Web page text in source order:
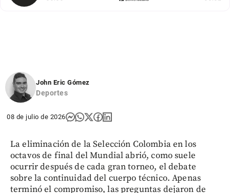
John Eric Gómez
Deportes
08 de julio de 2026
La eliminación de la Selección Colombia en los
octavos de final del Mundial abrió, como suele
ocurrir después de cada gran torneo, el debate
sobre la continuidad del cuerpo técnico. Apenas
terminó el compromiso, las preguntas dejaron de